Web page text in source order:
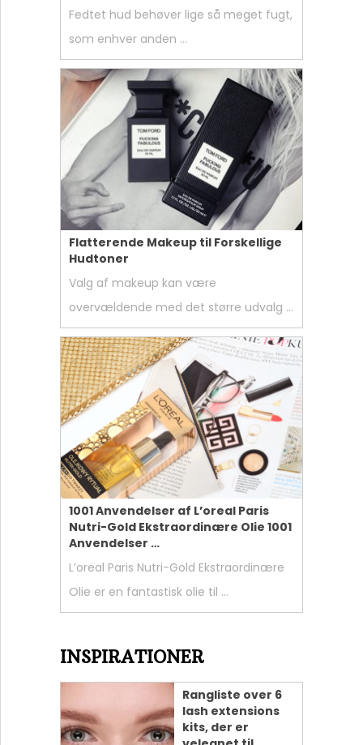
Fedtet hud behøver lige så meget fugt,
som enhver anden …
Flatterende Makeup til Forskellige
Hudtoner
Valg af makeup kan være
overvældende med det større udvalg …
1001 Anvendelser af L’oreal Paris
Nutri-Gold Ekstraordinære Olie 1001
Anvendelser …
L’oreal Paris Nutri-Gold Ekstraordinære
Olie er en fantastisk olie til …
INSPIRATIONER
Rangliste over 6
lash extensions
kits, der er